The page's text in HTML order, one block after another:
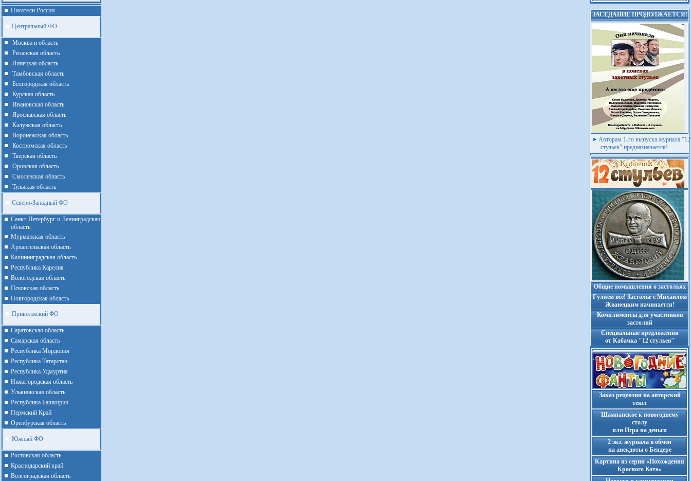
Писатели России
Центральный ФО
Москва и область
Рязанская область
Липецкая область
Тамбовская область
Белгородская область
Курская область
Ивановская область
Ярославская область
Калужская область
Воронежская область
Костромская область
Тверская область
Оровская область
Смоленская область
Тульская область
Северо-Западный ФО
Санкт-Петербург и Ленинградская
область
Мурманская область
Архангельская область
Калининградская область
Республика Карелия
Вологодская область
Псковская область
Новгородская область
Приволжский ФО
Cаратовская область
Cамарская область
Республика Мордовия
Республика Татарстан
Республика Удмуртия
Нижегородская область
Ульяновская область
Республика Башкирия
Пермский Край
Оренбурская область
Южный ФО
Ростовская область
Краснодарский край
Волгоградская область
ЗАСЕДАНИЕ ПРОДОЛЖАЕТСЯ!
Авторам 1-го выпуска журнала "12
стульев" предназначается!
Общие помышления о застольях
Гуляем все! Застолье с Михаилом
Жванецким начинается!
Комплименты для участников
застолий
Cпециальные предложения
от Кабачка "12 стульев"
Заказ рецензии на авторский
текст
Шампанское к новогоднему
столу
или Игра на деньги
2 экз. журнала в обмен
на анекдоты о Бендере
Картина из серии «Похождения
Красного Кота»